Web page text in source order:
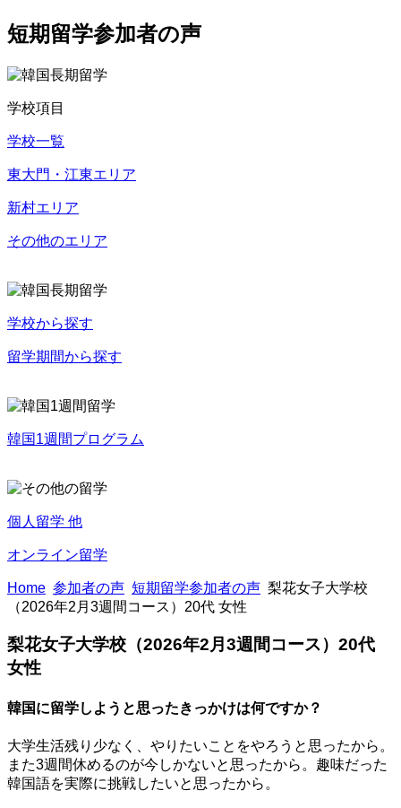
短期留学参加者の声
学校項目
学校一覧
東大門・江東エリア
新村エリア
その他のエリア
学校から探す
留学期間から探す
韓国1週間プログラム
個人留学 他
オンライン留学
Home 参加者の声 短期留学参加者の声 梨花女子大学校
（2026年2月3週間コース）20代 女性
梨花女子大学校（2026年2月3週間コース）20代
女性
韓国に留学しようと思ったきっかけは何ですか？
大学生活残り少なく、やりたいことをやろうと思ったから。
また3週間休めるのが今しかないと思ったから。趣味だった
韓国語を実際に挑戦したいと思ったから。